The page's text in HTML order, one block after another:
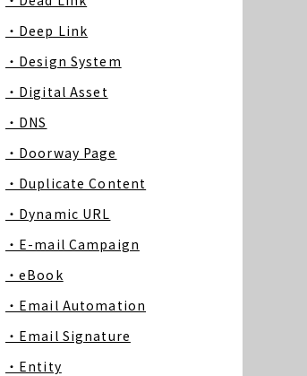
・Deep Link
・Design System
・Digital Asset
・DNS
・Doorway Page
・Duplicate Content
・Dynamic URL
・E-mail Campaign
・eBook
・Email Automation
・Email Signature
・Entity